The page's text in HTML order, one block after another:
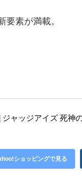
素が満載。
ジャッジアイズ 死神
ショッピングで見る